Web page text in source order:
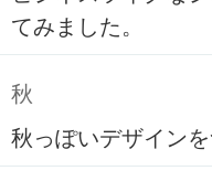
てみました。
秋
秋っぽいデザイン